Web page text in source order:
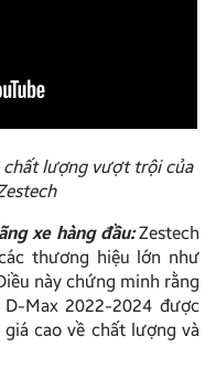
chất lượng vượt trội của
xe hàng đầu:Zestech
thương hiệu lớn như
này chứng minh rằng
Max 2022-2024 được
cao về chất lượng và